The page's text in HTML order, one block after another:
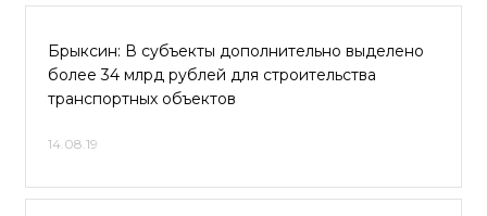
Брыксин: В субъекты дополнительно выделено
более 34 млрд рублей для строительства
транспортных объектов
14.08.19